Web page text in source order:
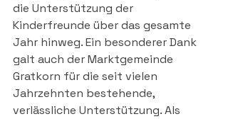
die Unterstützung der
Kinderfreunde über das gesamte
Jahr hinweg. Ein besonderer Dank
galt auch der Marktgemeinde
Gratkorn für die seit vielen
Jahrzehnten bestehende,
verlässliche Unterstützung. Als